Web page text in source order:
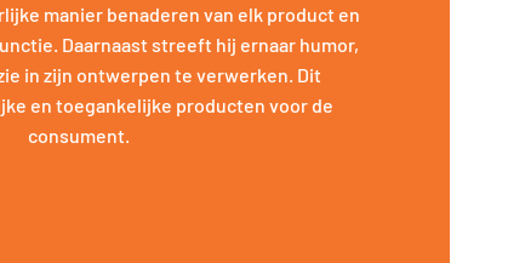
manier benaderen van elk product en
Daarnaast streeft hij ernaar humor,
in zijn ontwerpen te verwerken. Dit
en toegankelijke producten voor de
consument.